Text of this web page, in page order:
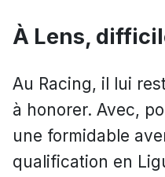
À Lens,
Au Racing, il lui
à honorer. Avec,
une formidable
qualification en